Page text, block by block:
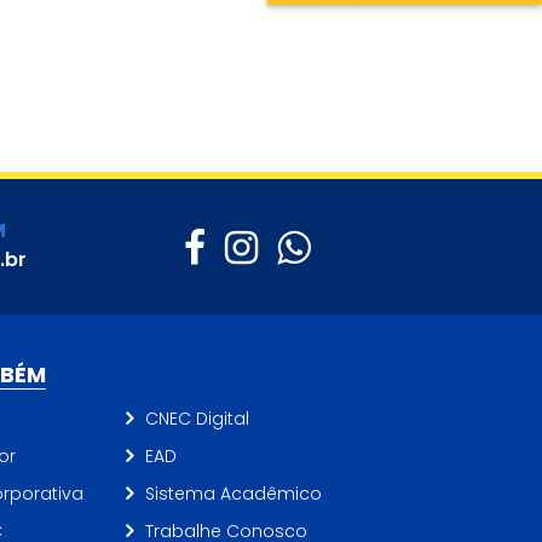
CNEC Digital
EAD
Sistema Acadêmico
Trabalhe Conosco